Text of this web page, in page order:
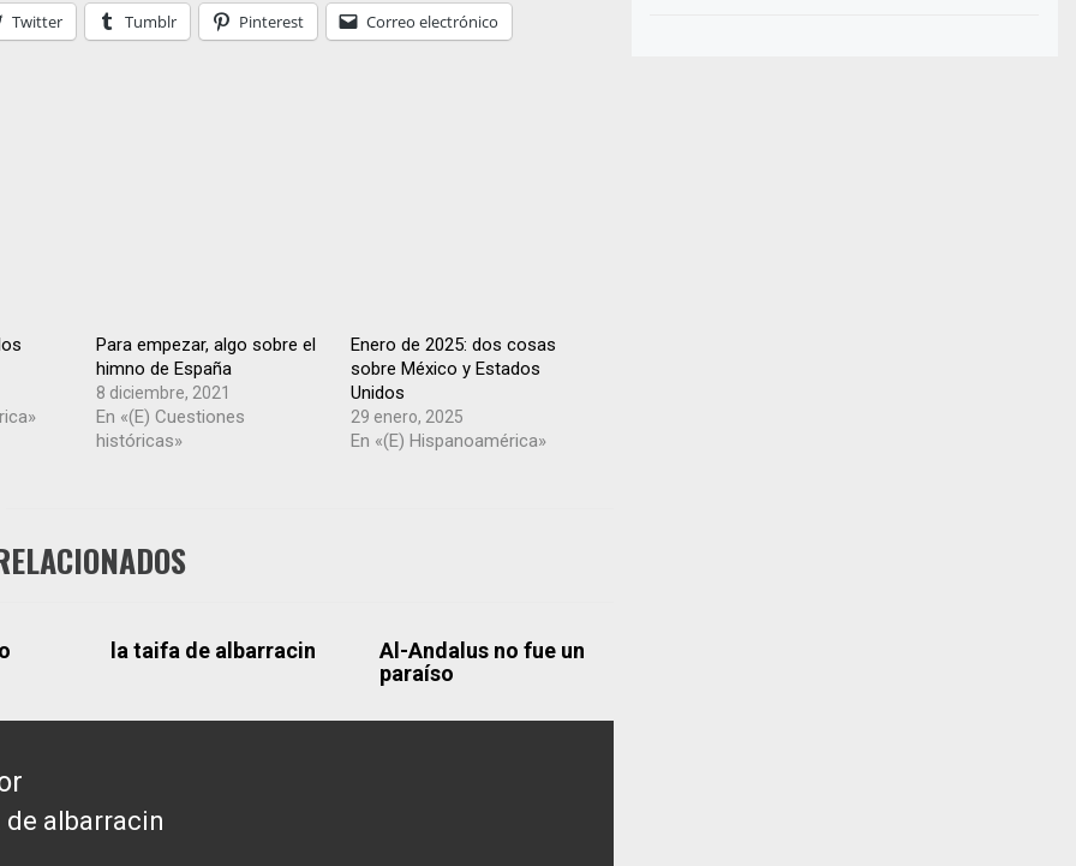
Twitter Tumblr Pinterest Correo electrónico
Para empezar, algo sobre el
himno de España
8 diciembre, 2021
En «(E) Cuestiones
históricas»
Enero de 2025: dos cosas
sobre México y Estados
Unidos
29 enero, 2025
En «(E) Hispanoamérica»
la taifa de albarracin
Al-Andalus no fue un
paraíso
albarracin